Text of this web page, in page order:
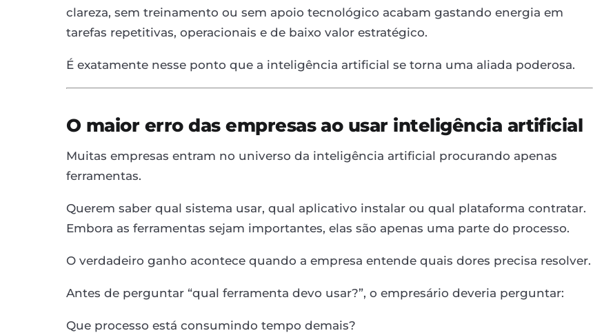
clareza, sem treinamento ou sem apoio tecnológico acabam gastando energia em
tarefas repetitivas, operacionais e de baixo valor estratégico.
É exatamente nesse ponto que a inteligência artificial se torna uma aliada poderosa.
O maior erro das empresas ao usar inteligência artificial
Muitas empresas entram no universo da inteligência artificial procurando apenas
ferramentas.
Querem saber qual sistema usar, qual aplicativo instalar ou qual plataforma contratar.
Embora as ferramentas sejam importantes, elas são apenas uma parte do processo.
O verdadeiro ganho acontece quando a empresa entende quais dores precisa resolver.
Antes de perguntar “qual ferramenta devo usar?”, o empresário deveria perguntar:
Que processo está consumindo tempo demais?